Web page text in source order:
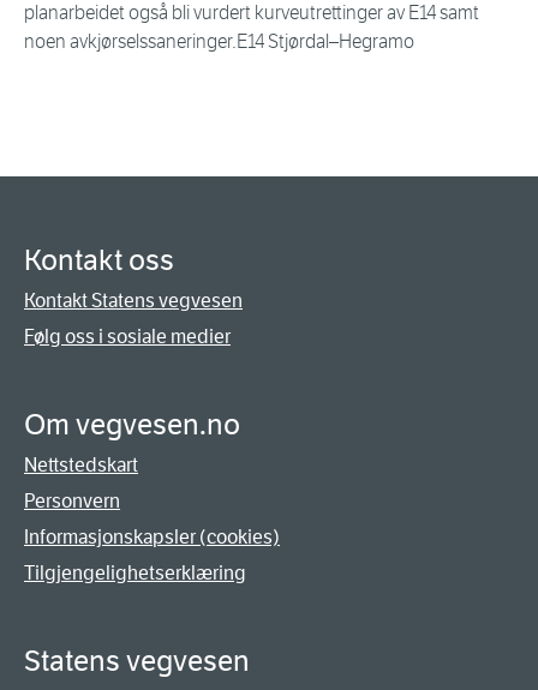
planarbeidet også bli vurdert kurveutrettinger av E14 samt
noen avkjørselssaneringer.E14 Stjørdal–Hegramo
Kontakt oss
Kontakt Statens vegvesen
Følg oss i sosiale medier
Om vegvesen.no
Nettstedskart
Personvern
Informasjonskapsler (cookies)
Tilgjengelighetserklæring
Statens vegvesen